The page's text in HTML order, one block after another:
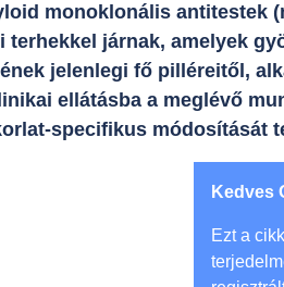
monoklonális antitestek
terhekkel járnak, amelyek
jelenlegi fő pilléreitől,
ellátásba a meglévő
specifikus módosítását
Kedves
Ezt a